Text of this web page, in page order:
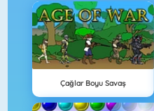
Çağlar Boyu Savaş